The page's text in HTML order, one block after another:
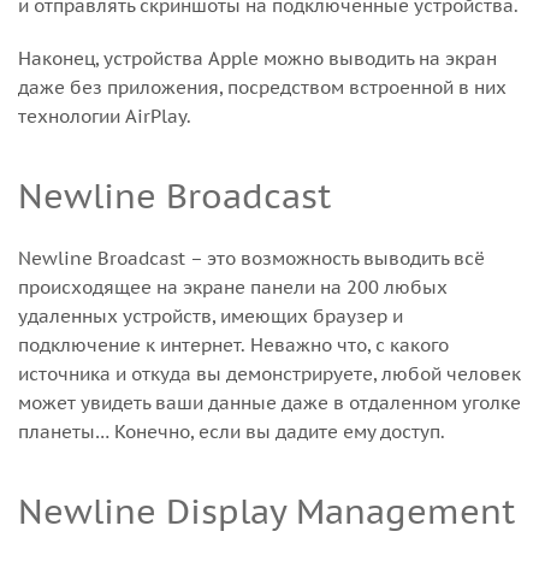
и отправлять скриншоты на подключенные устройства.
Наконец, устройства Apple можно выводить на экран
даже без приложения, посредством встроенной в них
технологии AirPlay.
Newline Broadcast
Newline Broadcast – это возможность выводить всё
происходящее на экране панели на 200 любых
удаленных устройств, имеющих браузер и
подключение к интернет. Неважно что, с какого
источника и откуда вы демонстрируете, любой человек
может увидеть ваши данные даже в отдаленном уголке
планеты… Конечно, если вы дадите ему доступ.
Newline Display Management